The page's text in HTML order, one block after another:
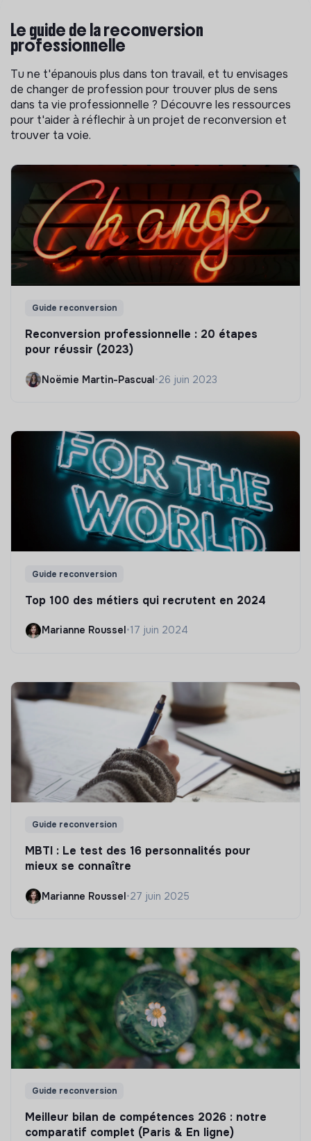
Le guide de la reconversion
professionnelle
Tu ne t'épanouis plus dans ton travail, et tu envisages
de changer de profession pour trouver plus de sens
dans ta vie professionnelle ? Découvre les ressources
pour t'aider à réflechir à un projet de reconversion et
trouver ta voie.
Guide reconversion
Reconversion professionnelle : 20 étapes
pour réussir (2023)
Noëmie Martin-Pascual•26 juin 2023
Guide reconversion
Top 100 des métiers qui recrutent en 2024
Marianne Roussel •17 juin 2024
Guide reconversion
MBTI : Le test des 16 personnalités pour
mieux se connaître
Marianne Roussel•27 juin 2025
Guide reconversion
Meilleur bilan de compétences 2026 : notre
comparatif complet (Paris & En ligne)